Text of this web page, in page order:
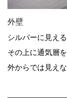
外壁
シルバーに見え
その上に通気層
外からでは見え